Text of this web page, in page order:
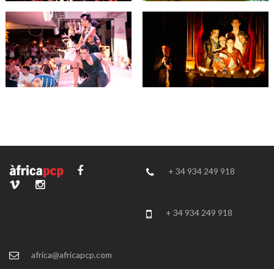
+ 34 934 249 918
+ 34 934 249 918
africa@africapcp.com